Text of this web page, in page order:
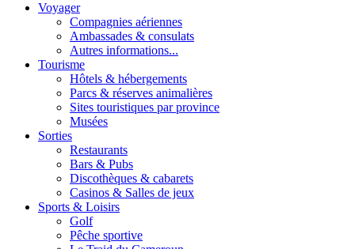
Voyager
Compagnies aériennes
Ambassades & consulats
Autres informations...
Tourisme
Hôtels & hébergements
Parcs & réserves animalières
Sites touristiques par province
Musées
Sorties
Restaurants
Bars & Pubs
Discothèques & cabarets
Casinos & Salles de jeux
Sports & Loisirs
Golf
Pêche sportive